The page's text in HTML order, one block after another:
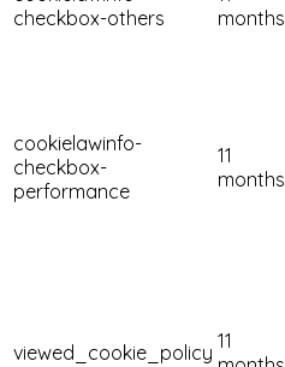
checkbox-others
months
cookielawinfo-
checkbox-
performance
11
months
viewed_cookie_policy 11